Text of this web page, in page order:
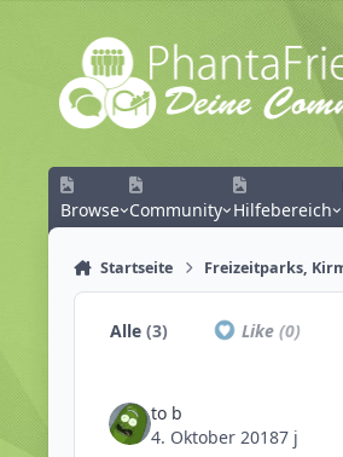
Zum Inhalt springen
Browse Community Hilfebereich
Startseite Freizeitparks,
Alle(3) Like (0)
to b
4. Oktober 20187 j